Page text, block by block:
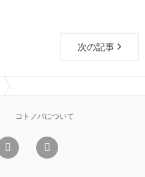
次の記事
コトノバについて